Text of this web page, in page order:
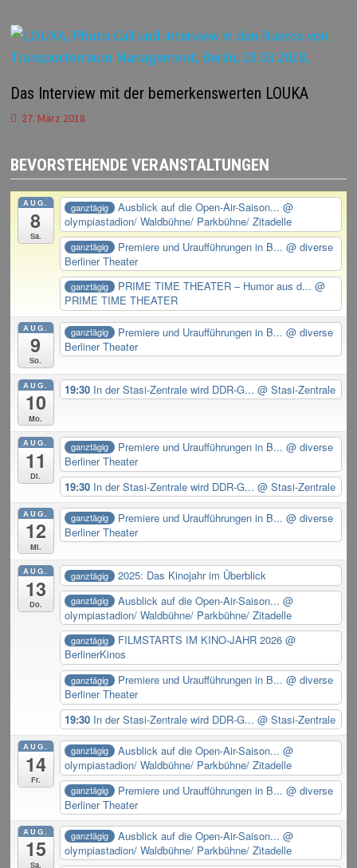
Das Interview mit der bemerkenswerten LOUKA
27. März 2018
BEVORSTEHENDE VERANSTALTUNGEN
AUG.
8
Sa.
ganztägig Ausblick auf die Open-Air-Saison... @
olympiastadion/ Waldbühne/ Parkbühne/ Zitadelle
ganztägig Premiere und Uraufführungen in B... @ diverse
Berliner Theater
ganztägig PRIME TIME THEATER – Humor aus d... @
PRIME TIME THEATER
AUG.
9
So.
ganztägig Premiere und Uraufführungen in B... @ diverse
Berliner Theater
AUG.
10
Mo.
19:30 In der Stasi-Zentrale wird DDR-G...@ Stasi-Zentrale
AUG.
11
Di.
ganztägig Premiere und Uraufführungen in B... @ diverse
Berliner Theater
19:30 In der Stasi-Zentrale wird DDR-G...@ Stasi-Zentrale
AUG.
12
Mi.
ganztägig Premiere und Uraufführungen in B... @ diverse
Berliner Theater
AUG.
13
Do.
ganztägig 2025: Das Kinojahr im Überblick
ganztägig Ausblick auf die Open-Air-Saison... @
olympiastadion/ Waldbühne/ Parkbühne/ Zitadelle
ganztägig FILMSTARTS IM KINO-JAHR 2026 @
BerlinerKinos
ganztägig Premiere und Uraufführungen in B... @ diverse
Berliner Theater
19:30 In der Stasi-Zentrale wird DDR-G...@ Stasi-Zentrale
AUG.
14
Fr.
ganztägig Ausblick auf die Open-Air-Saison... @
olympiastadion/ Waldbühne/ Parkbühne/ Zitadelle
ganztägig Premiere und Uraufführungen in B... @ diverse
Berliner Theater
AUG.
15
Sa.
ganztägig Ausblick auf die Open-Air-Saison... @
olympiastadion/ Waldbühne/ Parkbühne/ Zitadelle